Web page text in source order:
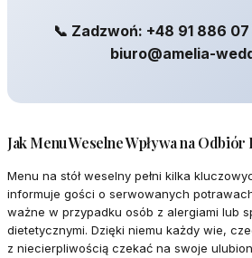
📞 Zadzwoń: +48 91 886 07
biuro@amelia-
Jak Menu Weselne Wpływa na
Menu na stół weselny pełni kilka
informuje gości o serwowanych
ważne w przypadku osób z alergiami lub
dietetycznymi. Dzięki niemu każdy wie,
z niecierpliwością czekać na swoje